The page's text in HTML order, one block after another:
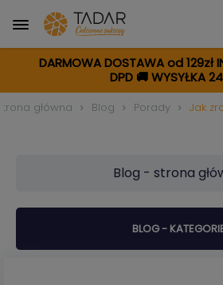
DARMOWA DOSTAWA od 129zł
DPD🚚WYSYŁKA
główna Blog Porady Jak
BLOG -
Blog - strona